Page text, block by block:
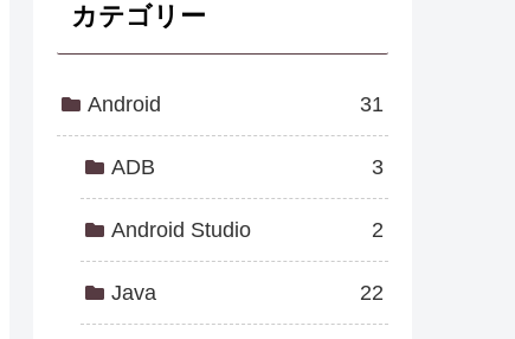
カテゴリー
Android 31
ADB 3
Android Studio 2
Java 22